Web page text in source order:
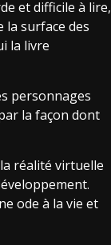
et difficile à lire,
la surface des
la livre
personnages
la façon dont
réalité virtuelle
ode à la vie et